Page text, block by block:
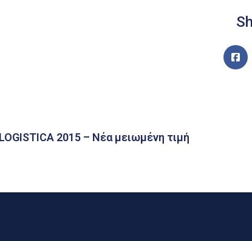
2015 – Νέα μειωμένη τιμή